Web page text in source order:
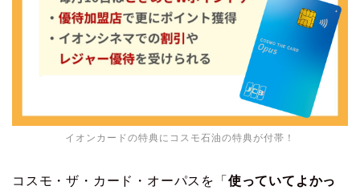
イオンカードの特典にコスモ石油の特典が付帯！
コスモ・ザ・カード・オーパスを「 使っていてよかっ